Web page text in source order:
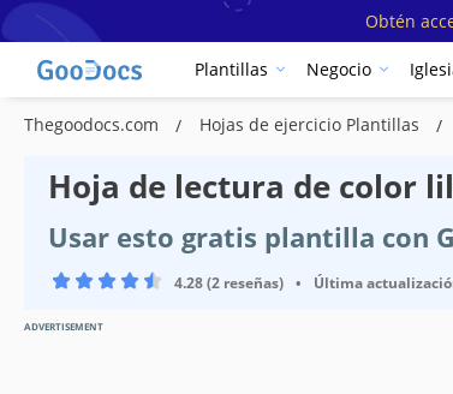
Obtén
Plantillas Negocio
Thegoodocs.com Hojas de ejercicio Plantillas
Hoja de lectura de color
Usar esto gratis plantilla con
4.28 (2 reseñas) • Última
ADVERTISEMENT